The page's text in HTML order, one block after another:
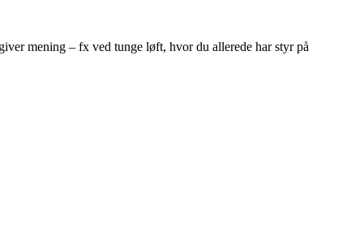
mening – fx ved tunge løft, hvor du allerede har styr på